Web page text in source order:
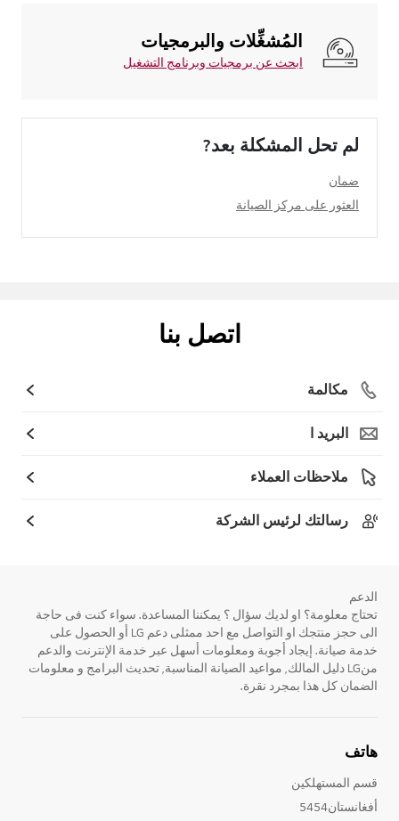
المُشغِّلات والبرمجيات
ابحث عن برمجيات وبرنامج التشغيل
لم تحل المشكلة بعد?
ضمان
العثور على مركز الصيانة
اتصل بنا
مكالمة
البريد ا
ملاحظات العملاء
رسالتك لرئيس الشركة
الدعم
تحتاج معلومة؟ او لديك سؤال ؟ يمكننا المساعدة. سواء كنت فى حاجة
الى حجز منتجك او التواصل مع احد ممثلى دعم LG أو الحصول على
خدمة صيانة. إيجاد أجوبة ومعلومات أسهل عبر خدمة الإنترنت والدعم
منLG دليل المالك, مواعيد الصيانة المناسبة, تحديث البرامج و معلومات
الضمان كل هذا بمجرد نقرة.
هاتف
قسم المستهلكين
أفغانستان5454